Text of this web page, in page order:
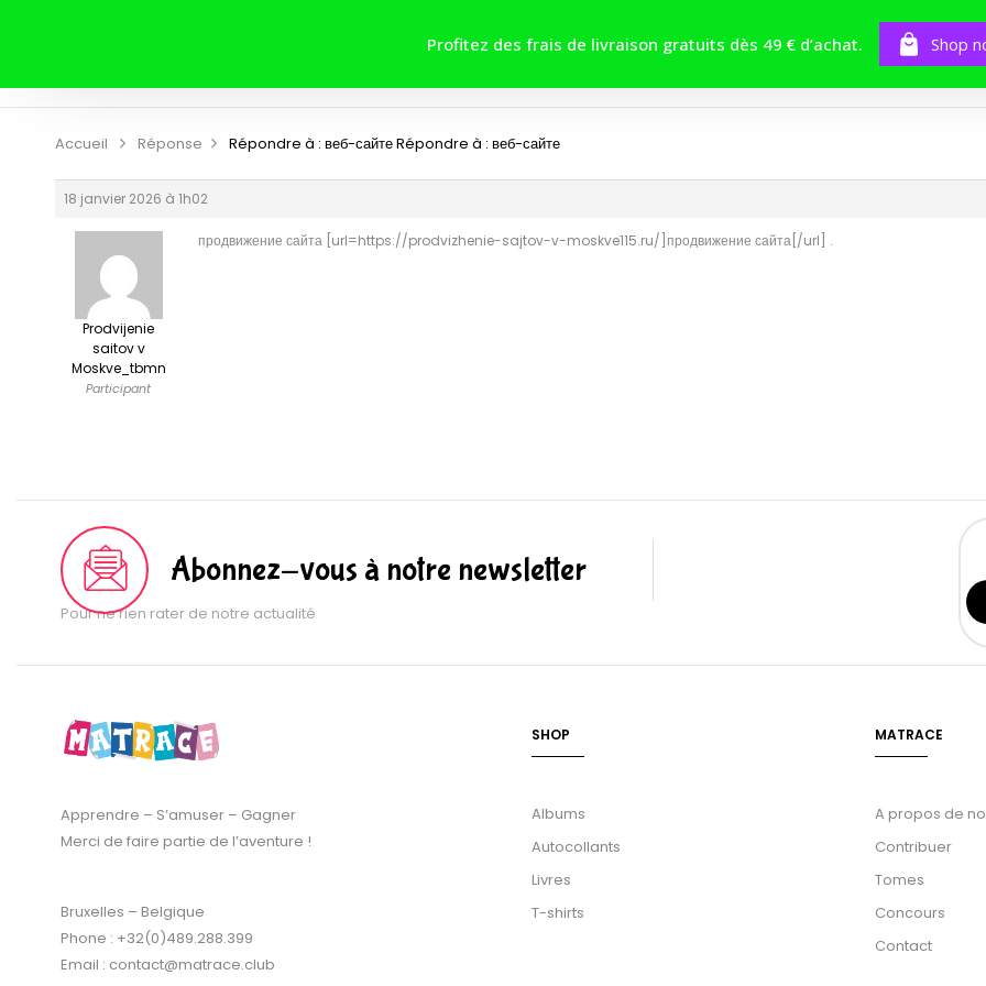
Profitez des frais de livraison gratuits dès 49 € d’achat. Shop
A PROPOS DE NOUS BOUTIQUE TOMES
CONCOURS
Accueil Réponse Répondre à : веб-сайтеRépondre à : веб-сайте
18 janvier 2026 à 1h02
Prodvijenie
saitov v
Moskve_tbmn
Participant
продвижение сайта [url=https://prodvizhenie-sajtov-v-moskve115.ru/]продвижение сайта[/url] .
Abonnez-vous à notre newsletter
Pour ne rien rater de notre actualité
Apprendre – S’amuser – Gagner
Merci de faire partie de l’aventure !
Bruxelles – Belgique
Phone : +32(0)489.288.399
Email : contact@matrace.club
SHOP
Albums
Autocollants
Livres
T-shirts
MATRACE
A propos de
Contribuer
Tomes
Concours
Contact